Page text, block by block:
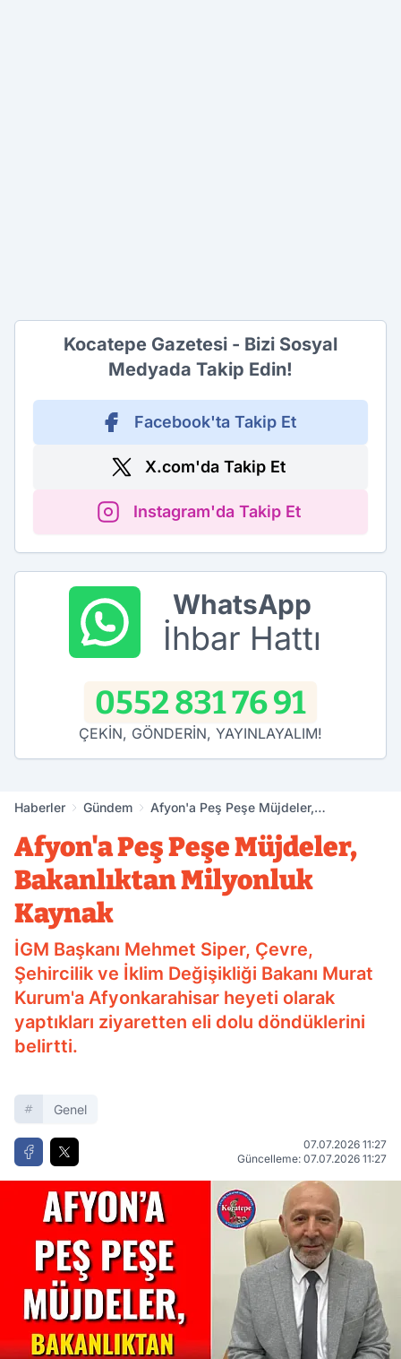
Kocatepe Gazetesi - Bizi Sosyal
Medyada Takip Edin!
Facebook'ta Takip Et
X.com'da Takip Et
Instagram'da Takip Et
WhatsApp
İhbar Hattı
0552 831 76 91
ÇEKİN, GÖNDERİN, YAYINLAYALIM!
Haberler Gündem
Afyon'a Peş Peşe Müjdeler,
Afyon'a Peş Peşe Müjdeler,
Bakanlıktan Milyonluk
Kaynak
İGM Başkanı Mehmet Siper, Çevre,
Şehircilik ve İklim Değişikliği Bakanı Murat
Kurum'a Afyonkarahisar heyeti olarak
yaptıkları ziyaretten eli dolu döndüklerini
belirtti.
Genel
07.07.2026 11:27
Güncelleme: 07.07.2026 11:27